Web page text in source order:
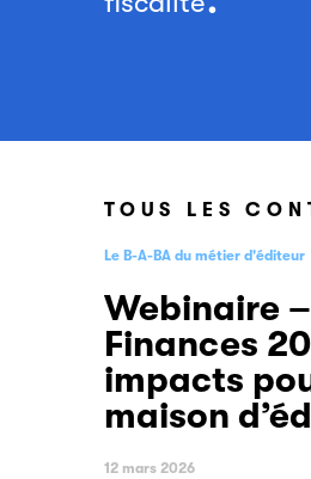
TOUS LES
Le B-A-BA du métier d'éditeur
Webinaire
Finances
impacts
maison
12 mars 2026